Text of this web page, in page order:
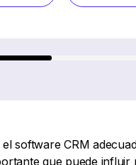
software CRM
que puede influir